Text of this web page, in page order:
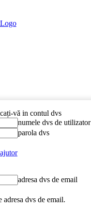
vă in contul dvs
numele dvs de utilizator
parola dvs
adresa dvs de email
dvs de email.